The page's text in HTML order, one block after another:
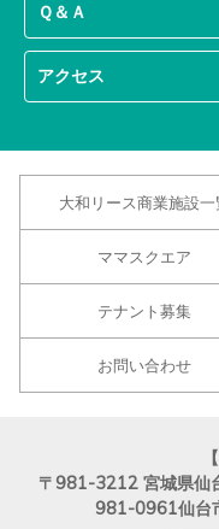
Ｑ＆Ａ
アクセス
大和リース商業施設一
ママスクエア
テナント募集
お問い合わせ
〒981-3212 宮城県仙
981-0961仙台